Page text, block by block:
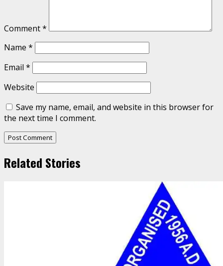
Comment*
Name *
Email *
Website
Save my name, email, and website in this browser for
the next time I comment.
Related Stories